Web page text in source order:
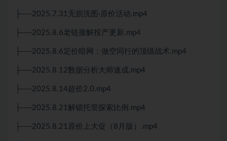
├──2025.7.31无损洗图·原价活动.mp4
├──2025.8.6老链接解投产更新.mp4
├──2025.8.6定价暗网：做空同行的顶级战术.mp4
├──2025.8.12数据分析大师速成.mp4
├──2025.8.14超价2.0.mp4
├──2025.8.21解锁托管探索比例.mp4
├──2025.8.21原价上大促（8月版）.mp4